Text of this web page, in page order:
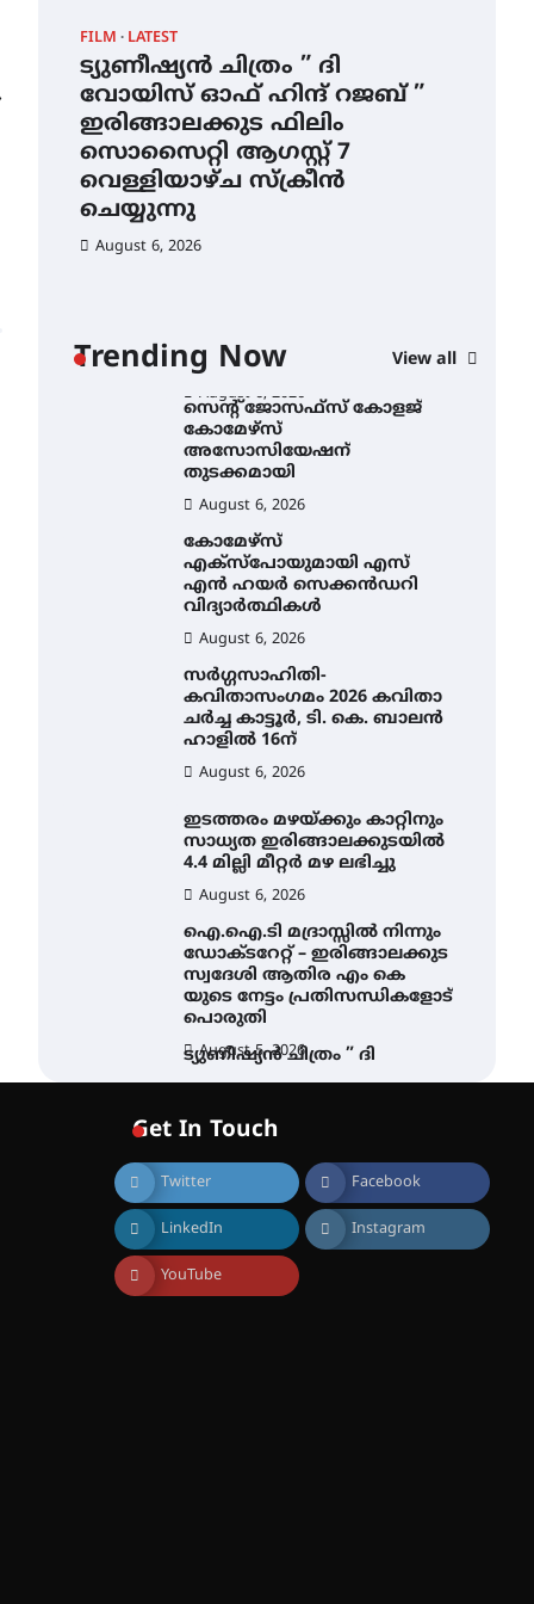
FILM LATEST
ട്യുണീഷ്യൻ ചിത്രം ” ദി
വോയിസ് ഓഫ് ഹിന്ദ് റജബ് ”
ഇരിങ്ങാലക്കുട ഫിലിം
സൊസൈറ്റി ആഗസ്റ്റ് 7
വെള്ളിയാഴ്ച സ്‌ക്രീൻ
ചെയ്യുന്നു
August 6, 2026
Trending Now View all
4.4 മില്ലി മീറ്റർ മഴ ലഭിച്ചു
August 6, 2026
ഐ.ഐ.ടി മദ്രാസ്സിൽ നിന്നും
ഡോക്ടറേറ്റ് – ഇരിങ്ങാലക്കുട
സ്വദേശി ആതിര എം കെ
യുടെ നേട്ടം പ്രതിസന്ധികളോട്
പൊരുതി
August 5, 2026
ട്യുണീഷ്യൻ ചിത്രം ” ദി
ചെയ്യുന്നു
August 6, 2026
സെന്റ് ജോസഫ്സ് കോളജ്
കോമേഴ്‌സ്
അസോസിയേഷന്
തുടക്കമായി
August 6, 2026
കോമേഴ്സ്
എക്സ്പോയുമായി എസ്
എൻ ഹയർ സെക്കൻഡറി
വിദ്യാർത്ഥികൾ
August 6, 2026
സർഗ്ഗസാഹിതി-
കവിതാസംഗമം 2026 കവിതാ
ചർച്ച കാട്ടൂർ, ടി. കെ. ബാലൻ
ഹാളിൽ 16ന്
August 6, 2026
ഇടത്തരം മഴയ്ക്കും കാറ്റിനും
സാധ്യത ഇരിങ്ങാലക്കുടയിൽ
4.4 മില്ലി മീറ്റർ മഴ ലഭിച്ചു
August 6, 2026
ഐ.ഐ.ടി മദ്രാസ്സിൽ നിന്നും
ഡോക്ടറേറ്റ് – ഇരിങ്ങാലക്കുട
സ്വദേശി ആതിര എം കെ
യുടെ നേട്ടം പ്രതിസന്ധികളോട്
പൊരുതി
August 5, 2026
ട്യുണീഷ്യൻ ചിത്രം ” ദി
സൊസൈറ്റി ആഗസ്റ്റ് 7
വെള്ളിയാഴ്ച സ്‌ക്രീൻ
ചെയ്യുന്നു
August 6, 2026
സെന്റ് ജോസഫ്സ് കോളജ്
കോമേഴ്‌സ്
അസോസിയേഷന്
തുടക്കമായി
Get In Touch
Twitter Facebook
LinkedIn Instagram
YouTube